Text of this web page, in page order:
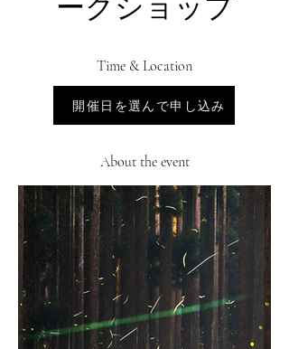
Time & Location
Jul 14, 2026, 6:00 PM – 9:30 PM
会場は未定です。
About the event
開催日を選んで申し込み